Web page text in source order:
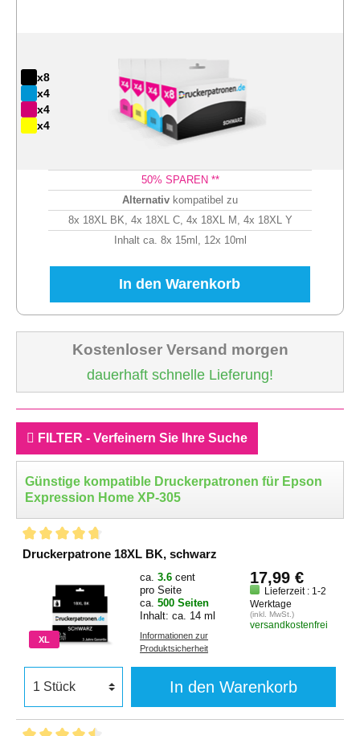
x8
x4
x4
x4
50% SPAREN **
Alternativ kompatibel zu
8x 18XL BK, 4x 18XL C, 4x 18XL M, 4x 18XL Y
Inhalt ca. 8x 15ml, 12x 10ml
In den Warenkorb
Kostenloser Versand morgen
dauerhaft schnelle Lieferung!
FILTER - Verfeinern Sie Ihre Suche
Günstige kompatible Druckerpatronen für Epson
Expression Home XP-305
Druckerpatrone 18XL BK, schwarz
XL
ca. 3.6 cent
pro Seite
ca. 500 Seiten
Inhalt: ca. 14 ml
Informationen zur
Produktsicherheit
17,99 €
Lieferzeit : 1-2
Werktage
(inkl. MwSt.)
versandkostenfrei
In den Warenkorb